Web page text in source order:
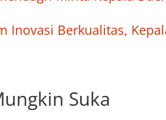
Inovasi Berkualitas,
Suka